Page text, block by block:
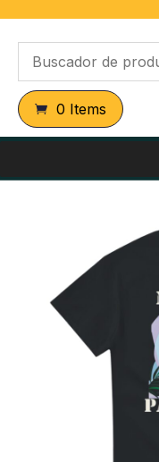
0 Items